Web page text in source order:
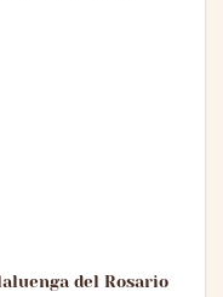
del Rosario